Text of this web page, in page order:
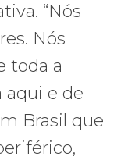
“Nós
Nós
toda a
aqui e de
Brasil que